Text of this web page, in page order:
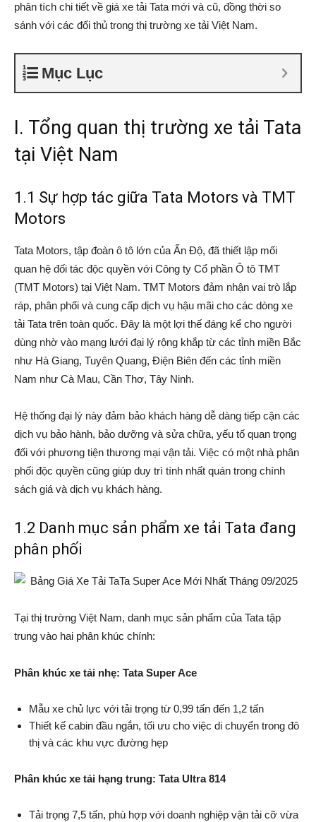
phân tích chi tiết về giá xe tải Tata mới và cũ, đồng thời so
sánh với các đối thủ trong thị trường xe tải Việt Nam.
Mục Lục
I. Tổng quan thị trường xe tải Tata
tại Việt Nam
1.1 Sự hợp tác giữa Tata Motors và TMT
Motors
Tata Motors, tập đoàn ô tô lớn của Ấn Độ, đã thiết lập mối
quan hệ đối tác độc quyền với Công ty Cổ phần Ô tô TMT
(TMT Motors) tại Việt Nam. TMT Motors đảm nhận vai trò lắp
ráp, phân phối và cung cấp dịch vụ hậu mãi cho các dòng xe
tải Tata trên toàn quốc. Đây là một lợi thế đáng kể cho người
dùng nhờ vào mạng lưới đại lý rộng khắp từ các tỉnh miền Bắc
như Hà Giang, Tuyên Quang, Điện Biên đến các tỉnh miền
Nam như Cà Mau, Cần Thơ, Tây Ninh.
Hệ thống đại lý này đảm bảo khách hàng dễ dàng tiếp cận các
dịch vụ bảo hành, bảo dưỡng và sửa chữa, yếu tố quan trọng
đối với phương tiện thương mại vận tải. Việc có một nhà phân
phối độc quyền cũng giúp duy trì tính nhất quán trong chính
sách giá và dịch vụ khách hàng.
1.2 Danh mục sản phẩm xe tải Tata đang
phân phối
Tại thị trường Việt Nam, danh mục sản phẩm của Tata tập
trung vào hai phân khúc chính:
Phân khúc xe tải nhẹ: Tata Super Ace
Mẫu xe chủ lực với tải trọng từ 0,99 tấn đến 1,2 tấn
Thiết kế cabin đầu ngắn, tối ưu cho việc di chuyển trong đô
thị và các khu vực đường hẹp
Phân khúc xe tải hạng trung: Tata Ultra 814
Tải trọng 7,5 tấn, phù hợp với doanh nghiệp vận tải cỡ vừa